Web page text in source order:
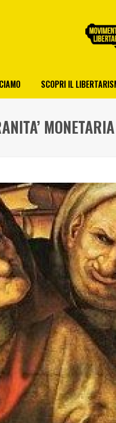
SCOPRI IL